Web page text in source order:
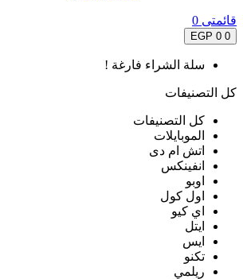
قائمتى 0
0
0 EGP
سلة الشراء فارغة !
كل التصنيفات
كل التصنيفات
الموبايلات
اتش ام دى
انفينكس
اوبو
اول كول
اي كيو
ايتل
ايس
تكنو
ريلمي